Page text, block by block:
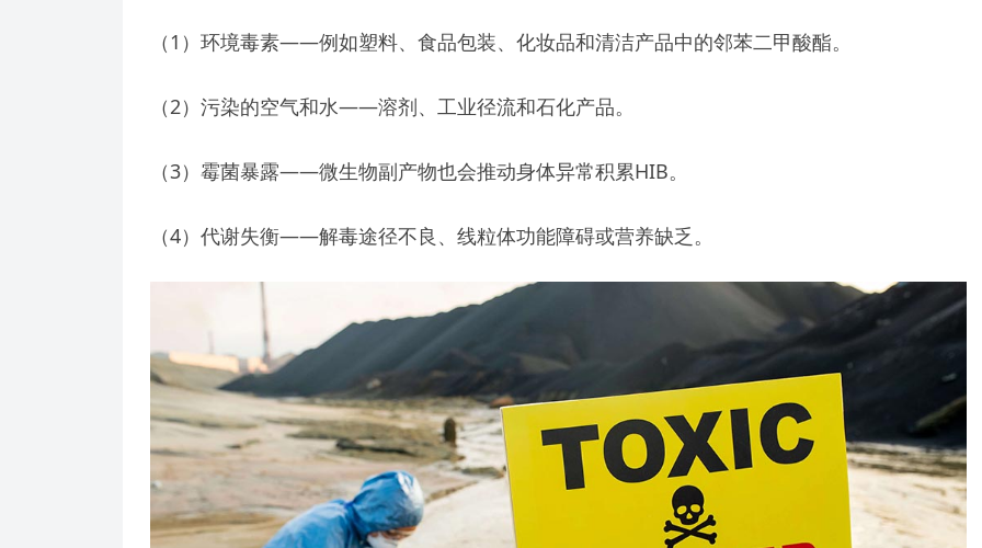
（1）环境毒素——例如塑料、食品包装、化妆品和清洁产品中的邻苯二甲酸酯。
（2）污染的空气和水——溶剂、工业径流和石化产品。
（3）霉菌暴露——微生物副产物也会推动身体异常积累HIB。
（4）代谢失衡——解毒途径不良、线粒体功能障碍或营养缺乏。